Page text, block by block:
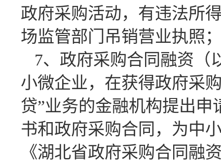
政府采购活动，有违法所
场监管部门吊销营业执照
7、政府采购合同融资（
小微企业，在获得政府采
贷”业务的金融机构提出
书和政府采购合同，为中
《湖北省政府采购合同融